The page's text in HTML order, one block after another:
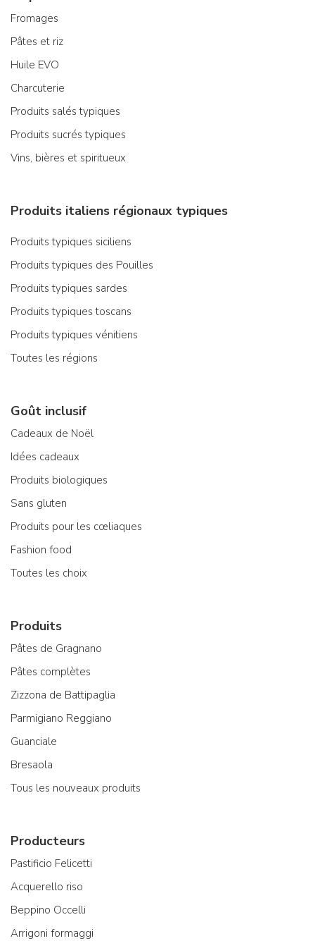
Fromages
Pâtes et riz
Huile EVO
Charcuterie
Produits salés typiques
Produits sucrés typiques
Vins, bières et spiritueux
Produits italiens régionaux typiques
Produits typiques siciliens
Produits typiques des Pouilles
Produits typiques sardes
Produits typiques toscans
Produits typiques vénitiens
Toutes les régions
Goût inclusif
Cadeaux de Noël
Idées cadeaux
Produits biologiques
Sans gluten
Produits pour les cœliaques
Fashion food
Toutes les choix
Produits
Pâtes de Gragnano
Pâtes complètes
Zizzona de Battipaglia
Parmigiano Reggiano
Guanciale
Bresaola
Tous les nouveaux produits
Producteurs
Pastificio Felicetti
Acquerello riso
Beppino Occelli
Arrigoni formaggi